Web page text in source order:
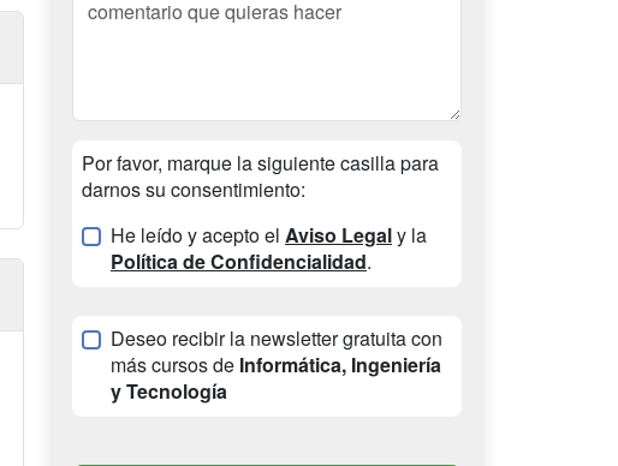
Por favor, marque la siguiente casilla para
darnos su consentimiento:
He leído y acepto el Aviso Legaly la
Política de Confidencialidad.
Deseo recibir la newsletter gratuita con
más cursos de Informática, Ingeniería
y Tecnología